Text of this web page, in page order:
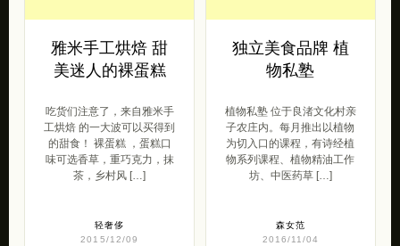
雅米手工烘焙 甜
美迷人的裸蛋糕
吃货们注意了，来自雅米手
工烘焙 的一大波可以买得到
的甜食！ 裸蛋糕 ，蛋糕口
味可选香草，重巧克力，抹
茶，乡村风 […]
轻奢侈
2015/12/09
独立美食品牌 植
物私塾
植物私塾 位于良渚文化村亲
子农庄内。每月推出以植物
为切入口的课程，有诗经植
物系列课程、植物精油工作
坊、中医药草 […]
森女范
2016/11/04